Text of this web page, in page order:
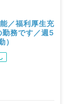
／福利厚生充
務です／週5